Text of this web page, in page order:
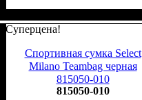
Суперцена!
Спортивная сумка Select
Milano Teambag черная
815050-010
815050-010